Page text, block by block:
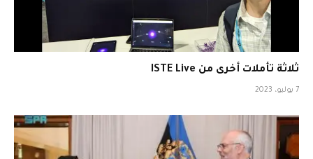
ثلاثة تأملات أخرى من ISTE Live
7 يوليو، 2023